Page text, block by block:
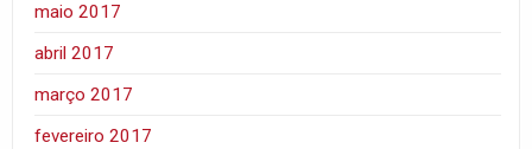
maio 2017
abril 2017
março 2017
fevereiro 2017